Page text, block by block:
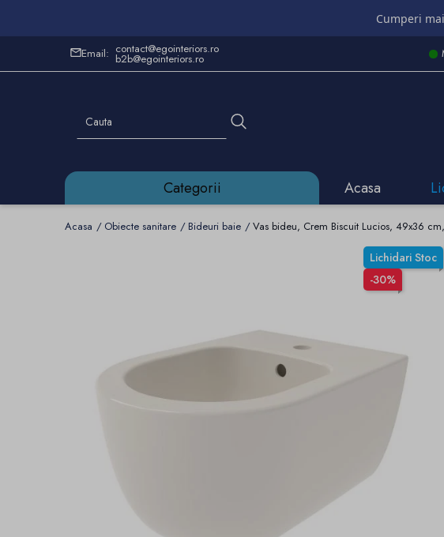
Cumperi
Email: contact@egointeriors.ro
b2b@egointeriors.ro
Categorii Acasa
Acasa Obiecte sanitare Bideuri baie Vas bideu, Crem Biscuit Lucios, 49x36
Lichidari Stoc
-30%